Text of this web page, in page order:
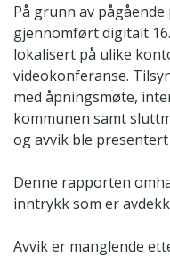
På grunn av
gjennomført digitalt
lokalisert på ulike
videokonferanse.
med åpningsmøte,
kommunen samt
og avvik ble
Denne rapporten
inntrykk som er
Avvik er manglende